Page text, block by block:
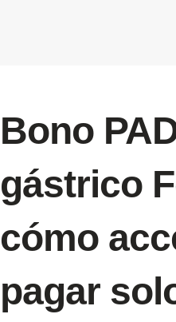
Bono
gástrico
cómo
pagar